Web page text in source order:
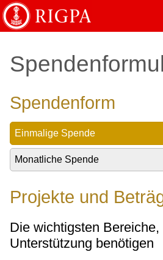
English Français
Spendenform
Einmalige Spende
Monatliche Spende
Projekte und
Die wichtigsten
Unterstützung benötigen